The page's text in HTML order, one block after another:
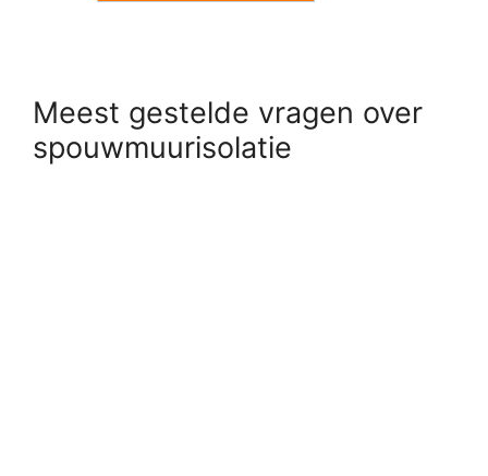
Meest gestelde vragen over
spouwmuurisolatie